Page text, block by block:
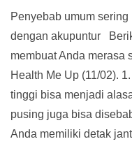
Penyebab umum
dengan akupuntur
membuat Anda merasa
Health Me Up (11/02).
tinggi bisa menjadi
pusing juga bisa
Anda memiliki detak